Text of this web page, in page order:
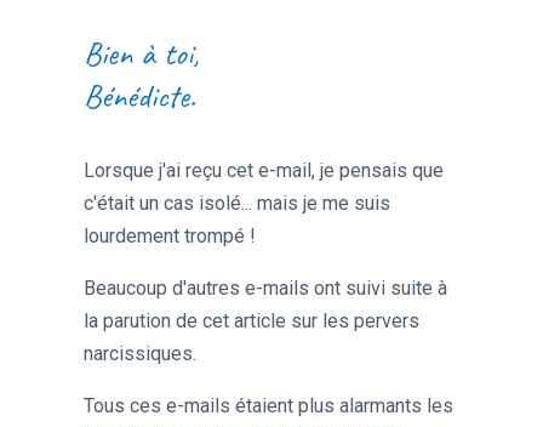
Bien à toi,
Bénédicte.
Lorsque j'ai reçu cet e-mail, je pensais que
c'était un cas isolé... mais je me suis
lourdement trompé !
Beaucoup d'autres e-mails ont suivi suite à
la parution de cet article sur les pervers
narcissiques.
Tous ces e-mails étaient plus alarmants les